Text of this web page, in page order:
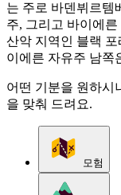
는 주로 바덴뷔르템
주, 그리고 바이에
산악 지역인 블랙
이에른 자유주 남쪽
어떤 기분을 원하시
을 맞춰 드려요.
모험